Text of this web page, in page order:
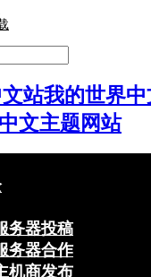
我的世界
文主题网站
务器投稿
务器合作
机商发布